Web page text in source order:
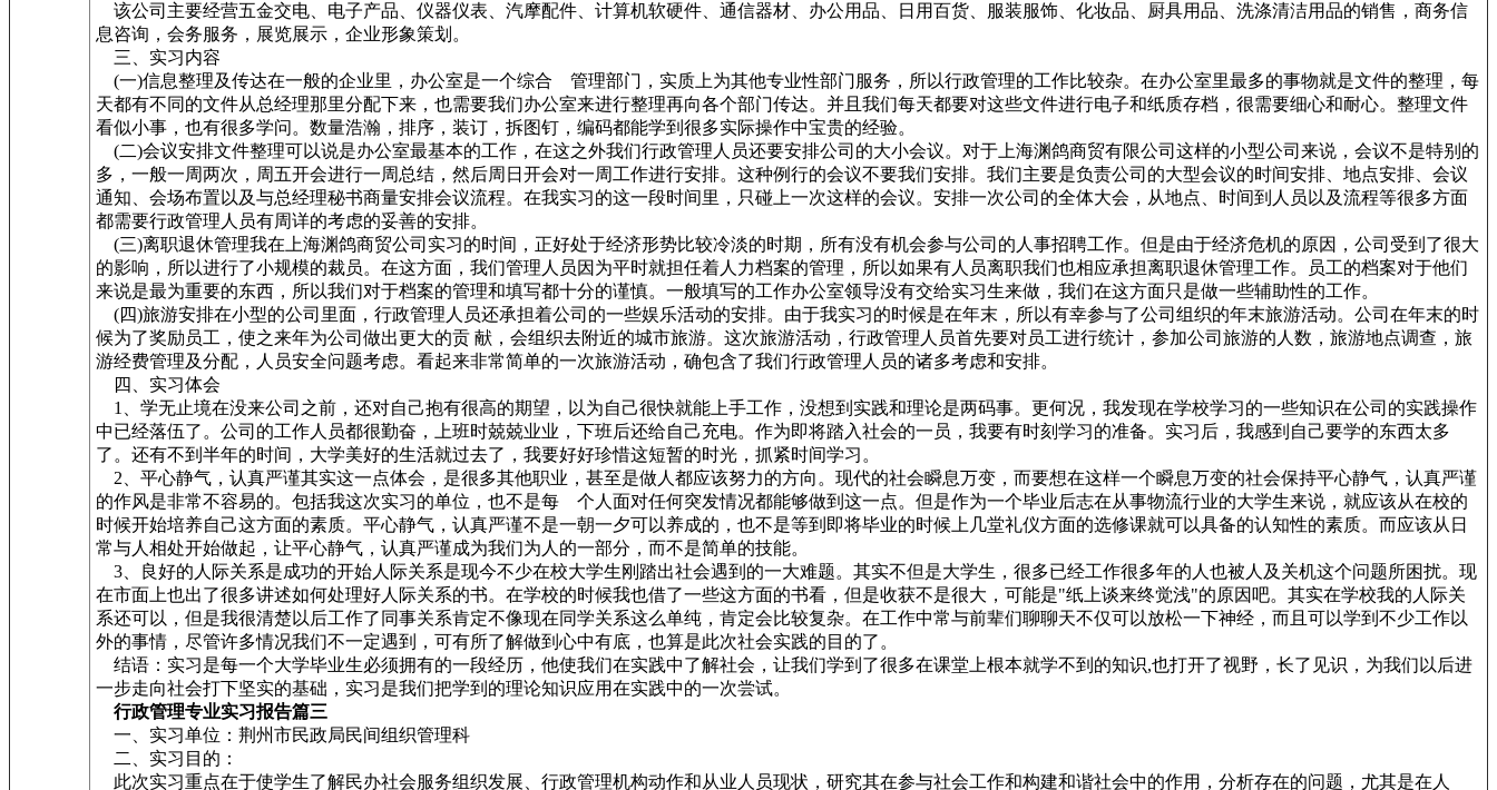
该公司主要经营五金交电、电子产品、仪器仪表、汽摩配件、计算机软硬件、通信器材、办公用品、日用百货、服装服饰、化妆品、厨具用品、洗涤清洁用品的销售，商务信
息咨询，会务服务，展览展示，企业形象策划。
三、实习内容
(一)信息整理及传达在一般的企业里，办公室是一个综合 管理部门，实质上为其他专业性部门服务，所以行政管理的工作比较杂。在办公室里最多的事物就是文件的整理，每
天都有不同的文件从总经理那里分配下来，也需要我们办公室来进行整理再向各个部门传达。并且我们每天都要对这些文件进行电子和纸质存档，很需要细心和耐心。整理文件
看似小事，也有很多学问。数量浩瀚，排序，装订，拆图钉，编码都能学到很多实际操作中宝贵的经验。
(二)会议安排文件整理可以说是办公室最基本的工作，在这之外我们行政管理人员还要安排公司的大小会议。对于上海渊鸽商贸有限公司这样的小型公司来说，会议不是特别的
多，一般一周两次，周五开会进行一周总结，然后周日开会对一周工作进行安排。这种例行的会议不要我们安排。我们主要是负责公司的大型会议的时间安排、地点安排、会议
通知、会场布置以及与总经理秘书商量安排会议流程。在我实习的这一段时间里，只碰上一次这样的会议。安排一次公司的全体大会，从地点、时间到人员以及流程等很多方面
都需要行政管理人员有周详的考虑的妥善的安排。
(三)离职退休管理我在上海渊鸽商贸公司实习的时间，正好处于经济形势比较冷淡的时期，所有没有机会参与公司的人事招聘工作。但是由于经济危机的原因，公司受到了很大
的影响，所以进行了小规模的裁员。在这方面，我们管理人员因为平时就担任着人力档案的管理，所以如果有人员离职我们也相应承担离职退休管理工作。员工的档案对于他们
来说是最为重要的东西，所以我们对于档案的管理和填写都十分的谨慎。一般填写的工作办公室领导没有交给实习生来做，我们在这方面只是做一些辅助性的工作。
(四)旅游安排在小型的公司里面，行政管理人员还承担着公司的一些娱乐活动的安排。由于我实习的时候是在年末，所以有幸参与了公司组织的年末旅游活动。公司在年末的时
候为了奖励员工，使之来年为公司做出更大的贡 献，会组织去附近的城市旅游。这次旅游活动，行政管理人员首先要对员工进行统计，参加公司旅游的人数，旅游地点调查，旅
游经费管理及分配，人员安全问题考虑。看起来非常简单的一次旅游活动，确包含了我们行政管理人员的诸多考虑和安排。
四、实习体会
1、学无止境在没来公司之前，还对自己抱有很高的期望，以为自己很快就能上手工作，没想到实践和理论是两码事。更何况，我发现在学校学习的一些知识在公司的实践操作
中已经落伍了。公司的工作人员都很勤奋，上班时兢兢业业，下班后还给自己充电。作为即将踏入社会的一员，我要有时刻学习的准备。实习后，我感到自己要学的东西太多
了。还有不到半年的时间，大学美好的生活就过去了，我要好好珍惜这短暂的时光，抓紧时间学习。
2、平心静气，认真严谨其实这一点体会，是很多其他职业，甚至是做人都应该努力的方向。现代的社会瞬息万变，而要想在这样一个瞬息万变的社会保持平心静气，认真严谨
的作风是非常不容易的。包括我这次实习的单位，也不是每 个人面对任何突发情况都能够做到这一点。但是作为一个毕业后志在从事物流行业的大学生来说，就应该从在校的
时候开始培养自己这方面的素质。平心静气，认真严谨不是一朝一夕可以养成的，也不是等到即将毕业的时候上几堂礼仪方面的选修课就可以具备的认知性的素质。而应该从日
常与人相处开始做起，让平心静气，认真严谨成为我们为人的一部分，而不是简单的技能。
3、良好的人际关系是成功的开始人际关系是现今不少在校大学生刚踏出社会遇到的一大难题。其实不但是大学生，很多已经工作很多年的人也被人及关机这个问题所困扰。现
在市面上也出了很多讲述如何处理好人际关系的书。在学校的时候我也借了一些这方面的书看，但是收获不是很大，可能是"纸上谈来终觉浅"的原因吧。其实在学校我的人际关
系还可以，但是我很清楚以后工作了同事关系肯定不像现在同学关系这么单纯，肯定会比较复杂。在工作中常与前辈们聊聊天不仅可以放松一下神经，而且可以学到不少工作以
外的事情，尽管许多情况我们不一定遇到，可有所了解做到心中有底，也算是此次社会实践的目的了。
结语：实习是每一个大学毕业生必须拥有的一段经历，他使我们在实践中了解社会，让我们学到了很多在课堂上根本就学不到的知识,也打开了视野，长了见识，为我们以后进
一步走向社会打下坚实的基础，实习是我们把学到的理论知识应用在实践中的一次尝试。
行政管理专业实习报告篇三
一、实习单位：荆州市民政局民间组织管理科
二、实习目的：
此次实习重点在于使学生了解民办社会服务组织发展、行政管理机构动作和从业人员现状，研究其在参与社会工作和构建和谐社会中的作用，分析存在的问题，尤其是在人